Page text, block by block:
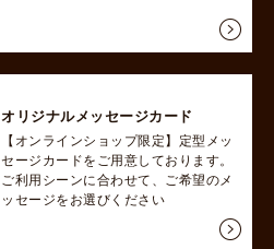
オリジナルメッセージカード
【オンラインショップ限定】定型メッ
セージカードをご用意しております。
ご利用シーンに合わせて、ご希望のメ
ッセージをお選びください